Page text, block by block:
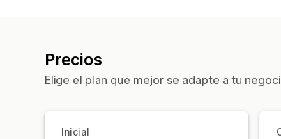
Precios
Elige el plan que mejor se adapte a tu
Inicial